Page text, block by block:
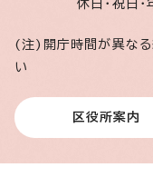
休日・祝日
(注)開庁時間が異なる
い
区役所案内